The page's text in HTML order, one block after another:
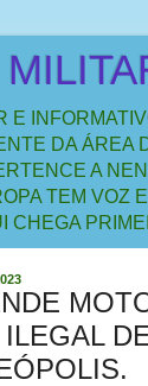
E
DA ÁREA
A
TEM VOZ
CHEGA